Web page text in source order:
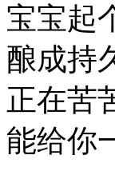
宝宝起
酿成持
正在苦
能给你